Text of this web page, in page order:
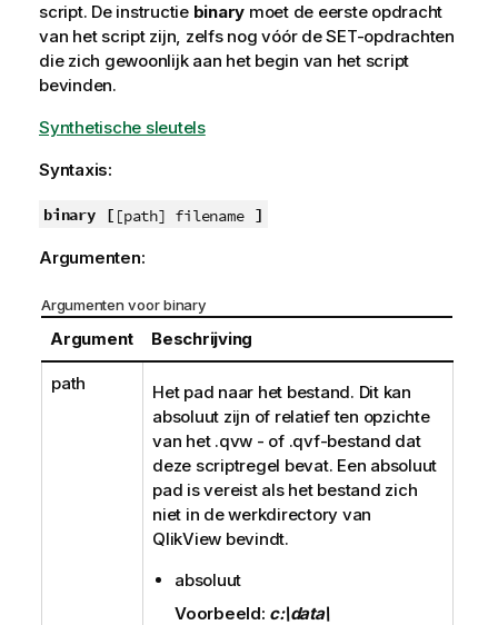
script. De instructie binary moet de eerste opdracht
van het script zijn, zelfs nog vóór de SET-opdrachten
die zich gewoonlijk aan het begin van het script
bevinden.
Synthetische sleutels
Syntaxis:
binary [ [path] filename ]
Argumenten:
Argumenten voor binary
Argument Beschrijving
path
Het pad naar het bestand. Dit kan
absoluut zijn of relatief ten opzichte
van het .qvw - of .qvf-bestand dat
deze scriptregel bevat. Een absoluut
pad is vereist als het bestand zich
niet in de werkdirectory van
QlikView bevindt.
absoluut
Voorbeeld: c:\data\